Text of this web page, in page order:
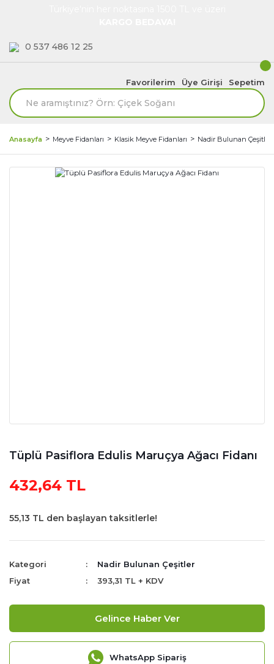
0 537 486 12 25
Favorilerim Üye Girişi Sepetim
Anasayfa Meyve Fidanları Klasik Meyve Fidanları Nadir Bulunan Çeşitler
Tüplü Pasiflora Edulis Maruçya Ağacı Fidanı
432,64 TL
55,13 TL den başlayan taksitlerle!
Kategori
Nadir Bulunan Çeşitler
Fiyat
393,31 TL + KDV
Gelince Haber Ver
WhatsApp Sipariş